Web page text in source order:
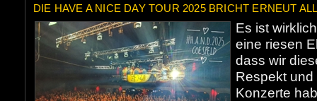
DIE HAVE A NICE DAY TOUR 2025 BRICHT ERNEUT
Es ist
eine riesen
dass wir
Respekt
Konzerte